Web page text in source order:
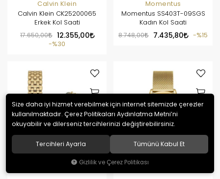
Calvin Klein
Calvin Klein CK25200065
Erkek Kol Saati
17.650,00
12.355,00
%30
Momentus
Momentus SS403T-09SGS
Kadın Kol Saati
8.748,00
7.435,80 %15
Size daha iyi hizmet verebilmek için internet sitemizde çerezler
kullanılmaktadır. Çerez Politikaları Aydınlatma Metni’ni
okuyabilir ve dilerseniz tercihlerinizi değiştirebilirsiniz.
Tercihleri Ayarla Tümünü Kabul Et
Gizlilik ve Çerez Politikası